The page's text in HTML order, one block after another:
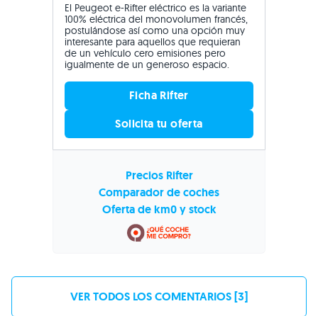
El Peugeot e-Rifter eléctrico es la variante
100% eléctrica del monovolumen francés,
postulándose así como una opción muy
interesante para aquellos que requieran
de un vehículo cero emisiones pero
igualmente de un generoso espacio.
Ficha Rifter
Solicita tu oferta
Precios Rifter
Comparador de coches
Oferta de km0 y stock
VER TODOS LOS COMENTARIOS [3]